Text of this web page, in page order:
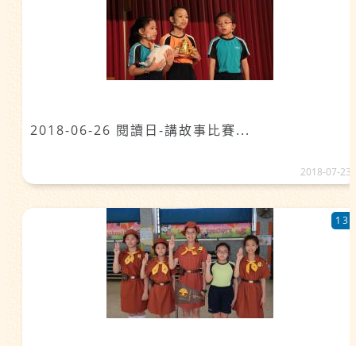
2018-06-26 閱讀日-講故事比賽...
2018-07-23
13